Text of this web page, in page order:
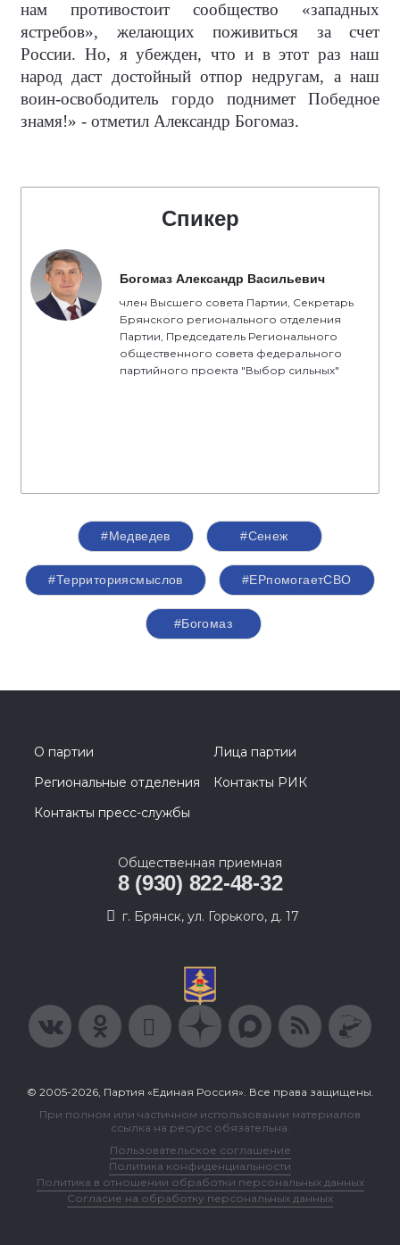
нам противостоит сообщество «западных
ястребов», желающих поживиться за счет
России. Но, я убежден, что и в этот раз наш
народ даст достойный отпор недругам, а наш
воин-освободитель гордо поднимет Победное
знамя!» - отметил Александр Богомаз.
Спикер
Богомаз Александр Васильевич
член Высшего совета Партии, Секретарь
Брянского регионального отделения
Партии, Председатель Регионального
общественного совета федерального
партийного проекта "Выбор сильных"
#Медведев #Сенеж
#Территориясмыслов #ЕРпомогаетСВО
#Богомаз
О партии
Лица партии
Региональные отделения
Контакты РИК
Контакты пресс-службы
Общественная приемная
8 (930) 822-48-32
г. Брянск, ул. Горького, д. 17
© 2005-2026, Партия «Единая Россия». Все права защищены.
При полном или частичном использовании материалов
ссылка на ресурс обязательна.
Пользовательское соглашение
Политика конфиденциальности
Политика в отношении обработки персональных данных
Согласие на обработку персональных данных